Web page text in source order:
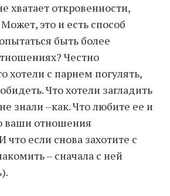
хватает откровенности,
это и есть способ
быть более
Честно
хотели с парнем погулять,
Что хотели загладить
знали –как. Что любите ее и
ваши отношения
что если снова захотите с
– сначала с ней